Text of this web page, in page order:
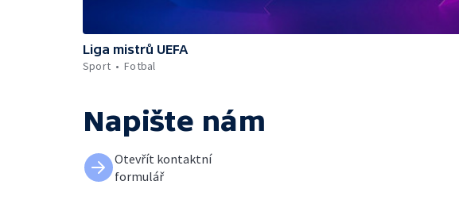
Liga mistrů UEFA
Sport
Fotbal
Napište nám
Otevřít kontaktní
formulář